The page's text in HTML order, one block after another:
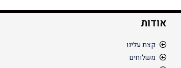
אודות
קצת עלינו
משלוחים